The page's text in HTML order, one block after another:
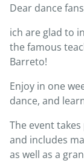
Dear dance
ich are glad to
the famous
Barreto!
Enjoy in one
dance, and
The event
and includes
as well as a